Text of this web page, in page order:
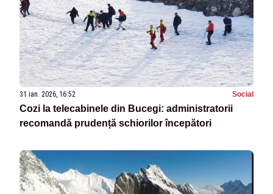
31 ian. 2026, 16:52 Social
Cozi la telecabinele din Bucegi: administratorii
recomandă prudență schiorilor începători